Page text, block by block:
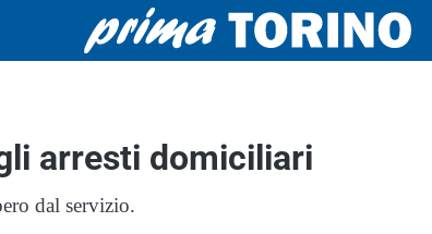
arresti domiciliari
dal servizio.